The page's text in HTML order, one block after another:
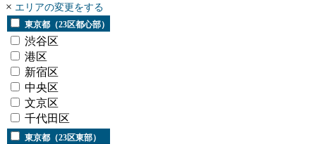
× エリアの変更をする
東京都（23区都心部）
渋谷区
港区
新宿区
中央区
文京区
千代田区
東京都（23区東部）